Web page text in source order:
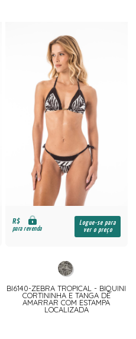
R$
para revenda
Logue-se para
ver o preço
BI6140-ZEBRA TROPICAL - BIQUINI
CORTININHA E TANGA DE
AMARRAR COM ESTAMPA
LOCALIZADA